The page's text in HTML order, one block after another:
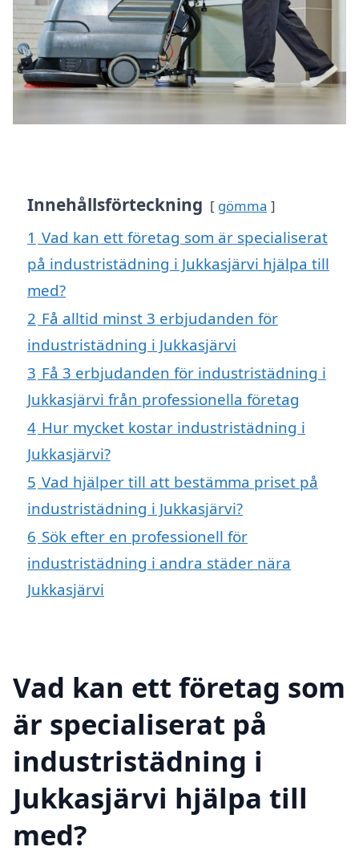
Innehållsförteckning gömma
1 Vad kan ett företag som är specialiserat
på industristädning i Jukkasjärvi hjälpa till
med?
2 Få alltid minst 3 erbjudanden för
industristädning i Jukkasjärvi
3 Få 3 erbjudanden för industristädning i
Jukkasjärvi från professionella företag
4 Hur mycket kostar industristädning i
Jukkasjärvi?
5 Vad hjälper till att bestämma priset på
industristädning i Jukkasjärvi?
6 Sök efter en professionell för
industristädning i andra städer nära
Jukkasjärvi
Vad kan ett företag som
är specialiserat på
industristädning i
Jukkasjärvi hjälpa till
med?